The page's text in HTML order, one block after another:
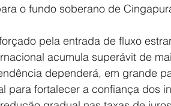
o fundo soberano de
pela entrada de fluxo
acumula superávit de
dependerá, em grande
para fortalecer a confiança dos